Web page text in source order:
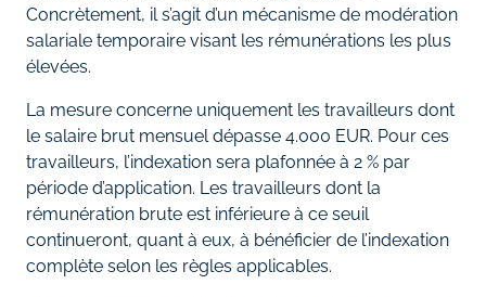
Concrètement, il s’agit d’un mécanisme de modération
salariale temporaire visant les rémunérations les plus
élevées.
La mesure concerne uniquement les travailleurs dont
le salaire brut mensuel dépasse 4.000 EUR. Pour ces
travailleurs, l’indexation sera plafonnée à 2 % par
période d’application. Les travailleurs dont la
rémunération brute est inférieure à ce seuil
continueront, quant à eux, à bénéficier de l’indexation
complète selon les règles applicables.